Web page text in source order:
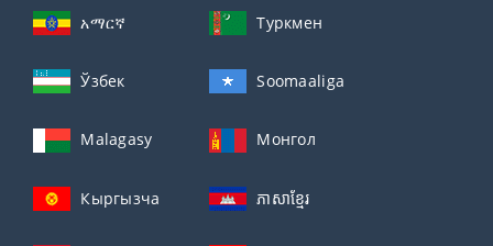
አማርኛ Туркмен
Ўзбек Soomaaliga
Malagasy Монгол
Кыргызча ភាសាខ្មែរ